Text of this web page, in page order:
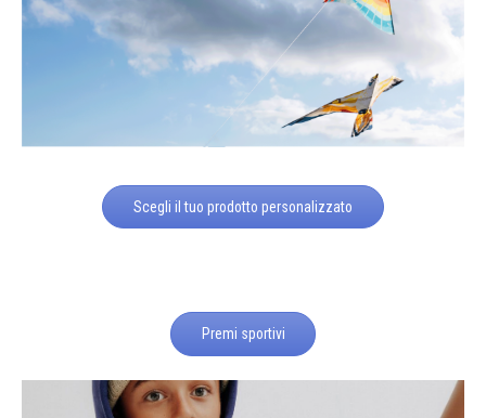
Scegli il tuo prodotto personalizzato
Premi sportivi